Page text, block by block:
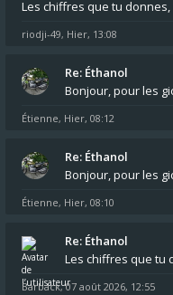
riodji-49, Hier, 13:08
Re: Éthanol
Étienne, Hier, 08:12
Re: Éthanol
Étienne, Hier, 08:10
Re: Éthanol
Barback,07 août 2026, 12:55